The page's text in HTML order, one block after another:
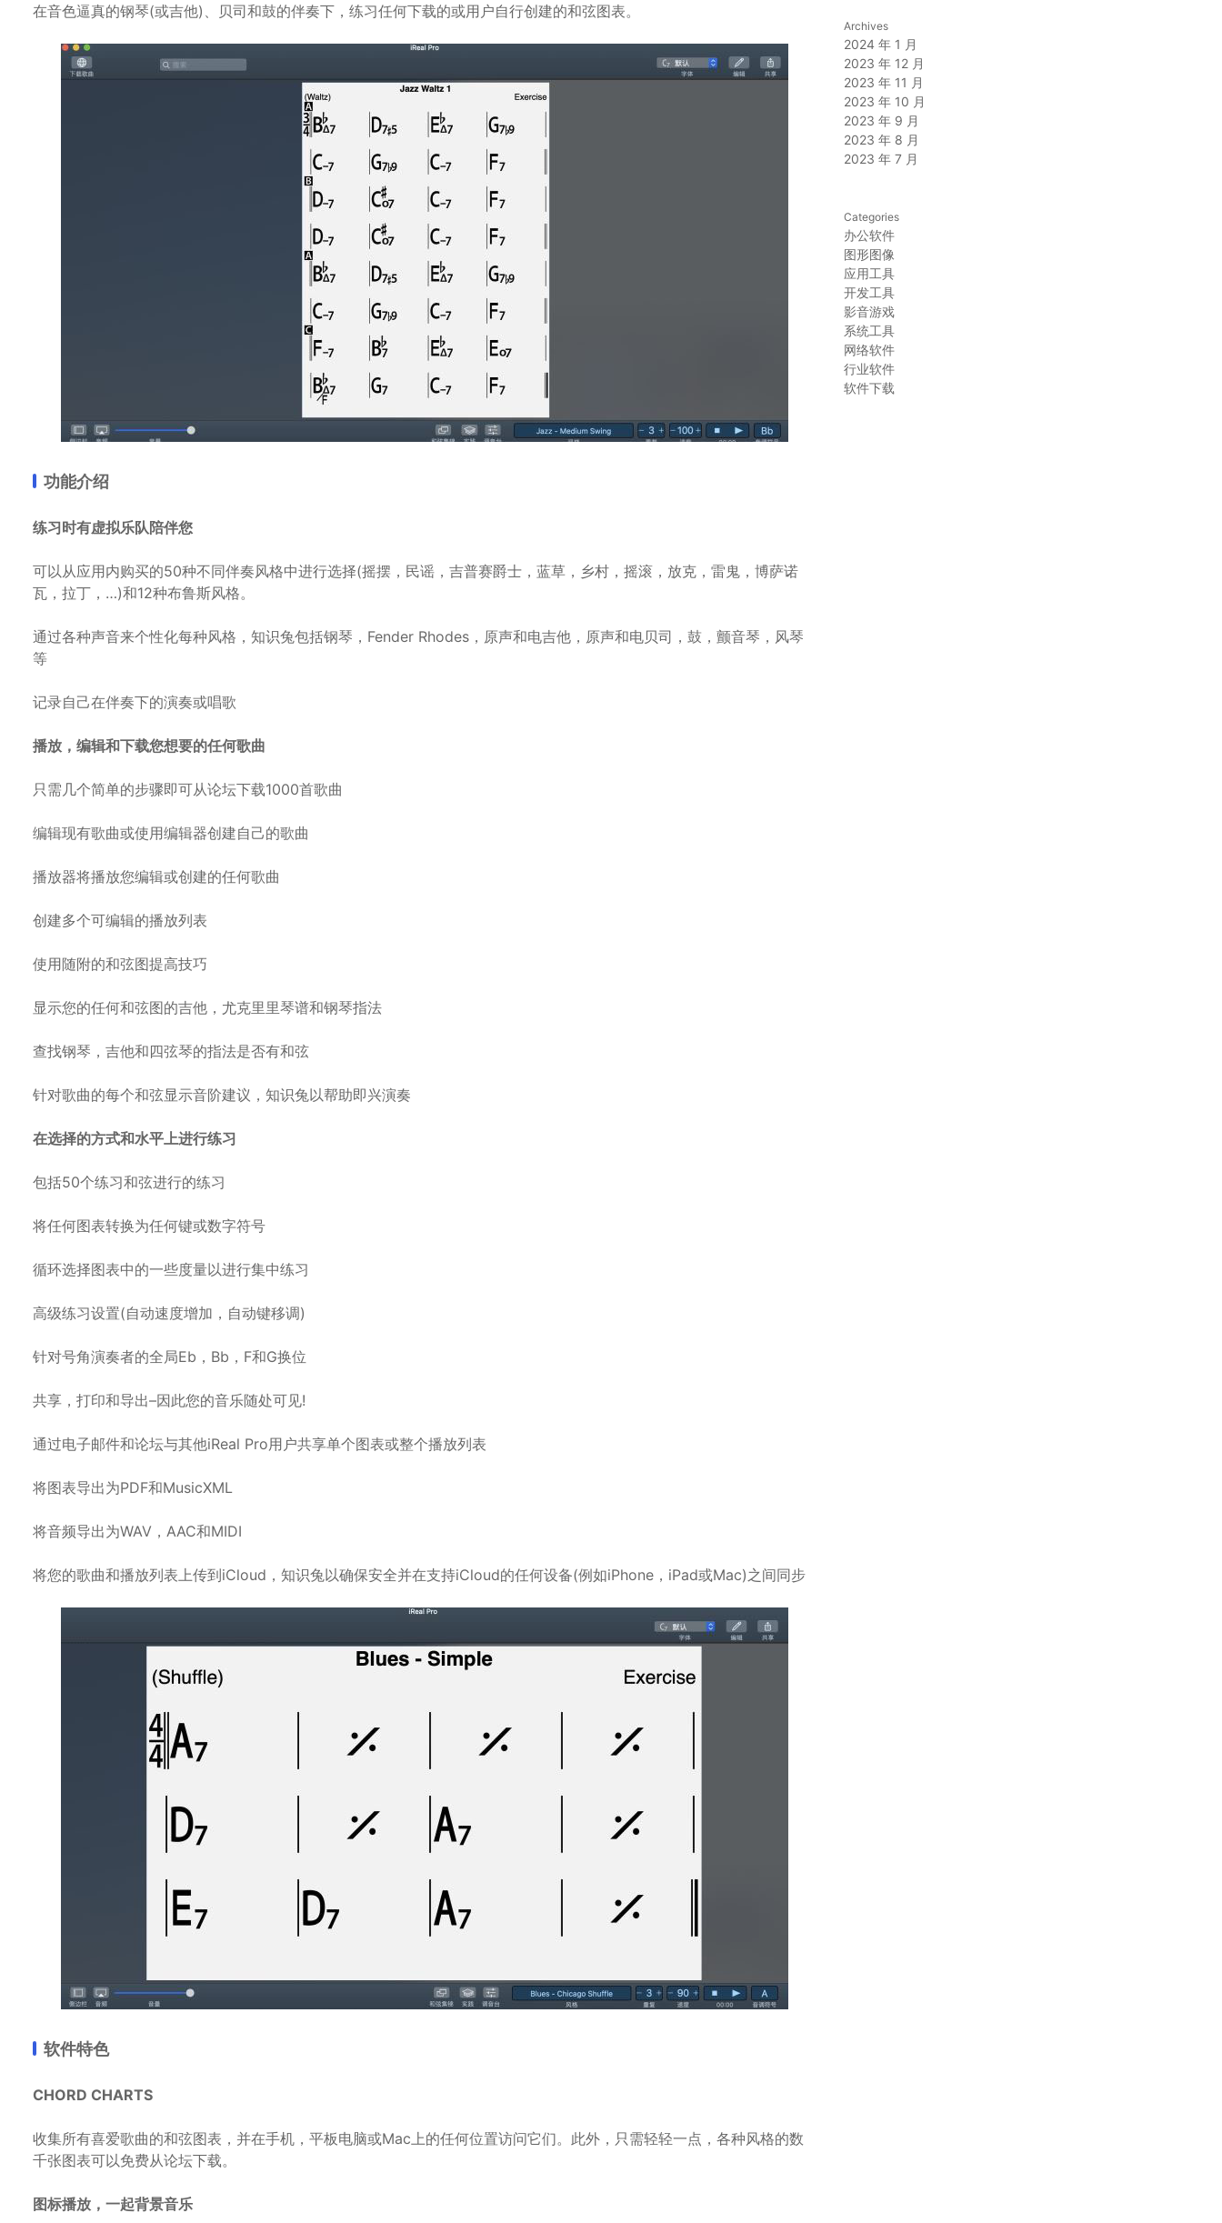
在音色逼真的钢琴(或吉他)、贝司和鼓的伴奏下，练习任何下载的或用户自行创建的和弦图表。
功能介绍
练习时有虚拟乐队陪伴您
可以从应用内购买的50种不同伴奏风格中进行选择(摇摆，民谣，吉普赛爵士，蓝草，乡村，摇滚，放克，雷鬼，博萨诺
瓦，拉丁，…)和12种布鲁斯风格。
通过各种声音来个性化每种风格，知识兔包括钢琴，Fender Rhodes，原声和电吉他，原声和电贝司，鼓，颤音琴，风琴
等
记录自己在伴奏下的演奏或唱歌
播放，编辑和下载您想要的任何歌曲
只需几个简单的步骤即可从论坛下载1000首歌曲
编辑现有歌曲或使用编辑器创建自己的歌曲
播放器将播放您编辑或创建的任何歌曲
创建多个可编辑的播放列表
使用随附的和弦图提高技巧
显示您的任何和弦图的吉他，尤克里里琴谱和钢琴指法
查找钢琴，吉他和四弦琴的指法是否有和弦
针对歌曲的每个和弦显示音阶建议，知识兔以帮助即兴演奏
在选择的方式和水平上进行练习
包括50个练习和弦进行的练习
将任何图表转换为任何键或数字符号
循环选择图表中的一些度量以进行集中练习
高级练习设置(自动速度增加，自动键移调)
针对号角演奏者的全局Eb，Bb，F和G换位
共享，打印和导出–因此您的音乐随处可见!
通过电子邮件和论坛与其他iReal Pro用户共享单个图表或整个播放列表
将图表导出为PDF和MusicXML
将音频导出为WAV，AAC和MIDI
将您的歌曲和播放列表上传到iCloud，知识兔以确保安全并在支持iCloud的任何设备(例如iPhone，iPad或Mac)之间同步
软件特色
CHORD CHARTS
收集所有喜爱歌曲的和弦图表，并在手机，平板电脑或Mac上的任何位置访问它们。此外，只需轻轻一点，各种风格的数
千张图表可以免费从论坛下载。
图标播放，一起背景音乐
Archives
2024 年 1 月
2023 年 12 月
2023 年 11 月
2023 年 10 月
2023 年 9 月
2023 年 8 月
2023 年 7 月
Categories
办公软件
图形图像
应用工具
开发工具
影音游戏
系统工具
网络软件
行业软件
软件下载